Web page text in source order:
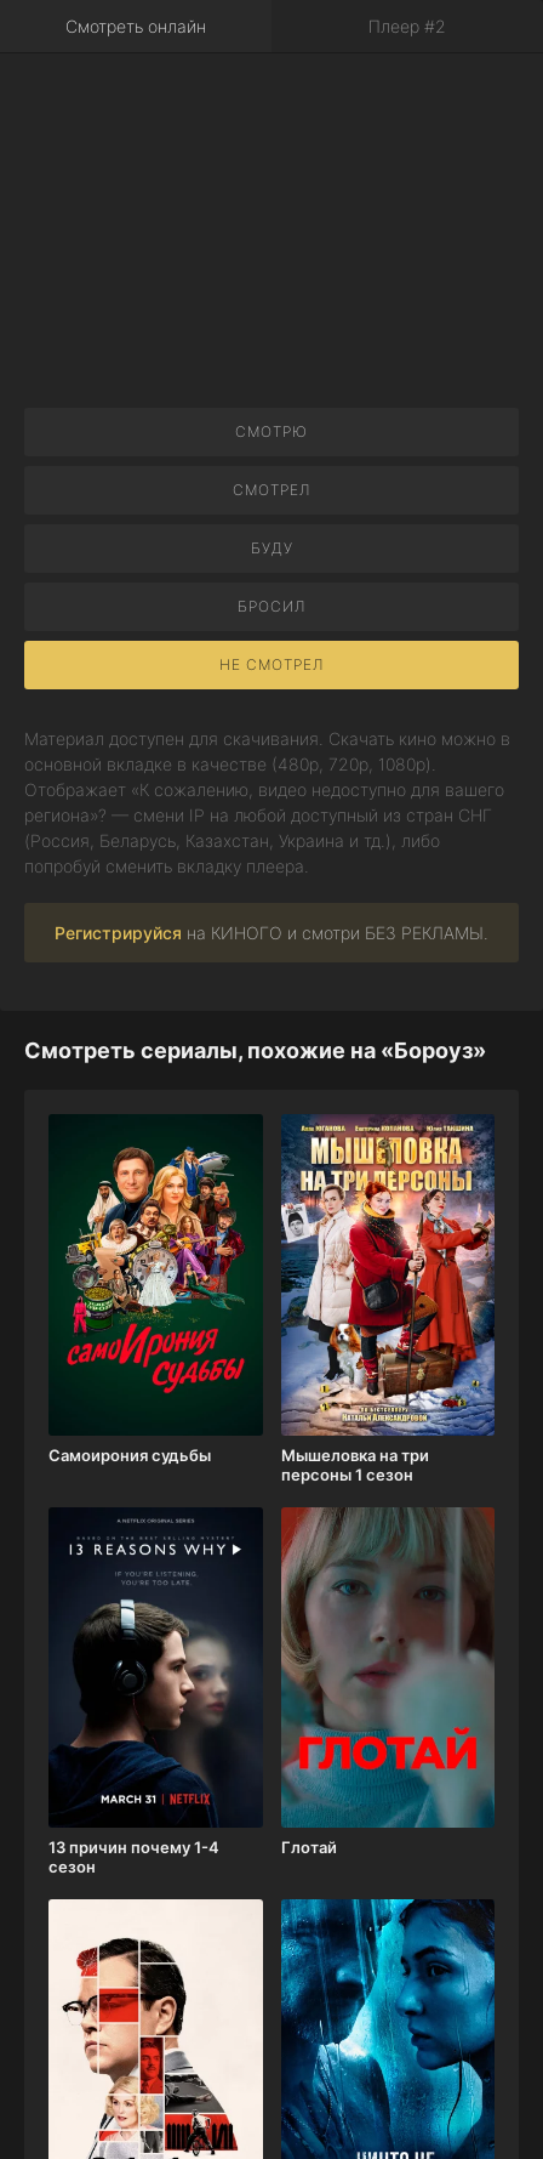
Смотреть онлайн Плеер #2
СМОТРЮ
СМОТРЕЛ
БУДУ
БРОСИЛ
НЕ СМОТРЕЛ
Материал доступен для скачивания. Скачать кино можно в
основной вкладке в качестве (480p, 720p, 1080p).
Отображает «К сожалению, видео недоступно для вашего
региона»? — смени IP на любой доступный из стран СНГ
(Россия, Беларусь, Казахстан, Украина и тд.), либо
попробуй сменить вкладку плеера.
Регистрируйся на КИНОГО и смотри БЕЗ РЕКЛАМЫ.
Смотреть сериалы, похожие на «Бороуз»
Самоирония судьбы
Мышеловка на три
персоны 1 сезон
13 причин почему 1-4
сезон
Глотай